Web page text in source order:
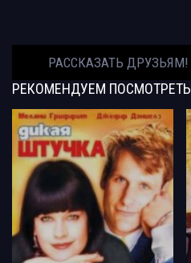
РАССКАЗАТЬ ДРУЗЬЯМ!
РЕКОМЕНДУЕМ ПОСМОТРЕТЬ